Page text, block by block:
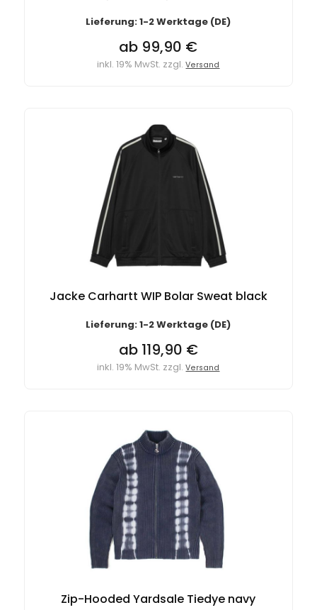
Lieferung: 1-2 Werktage (DE)
ab 99,90 €
inkl. 19% MwSt. zzgl.Versand
Jacke Carhartt WIP Bolar Sweat black
Lieferung: 1-2 Werktage (DE)
ab 119,90 €
inkl. 19% MwSt. zzgl.Versand
Zip-Hooded Yardsale Tiedye navy